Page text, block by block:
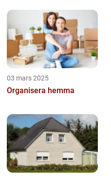
03 mars 2025
Organisera hemma